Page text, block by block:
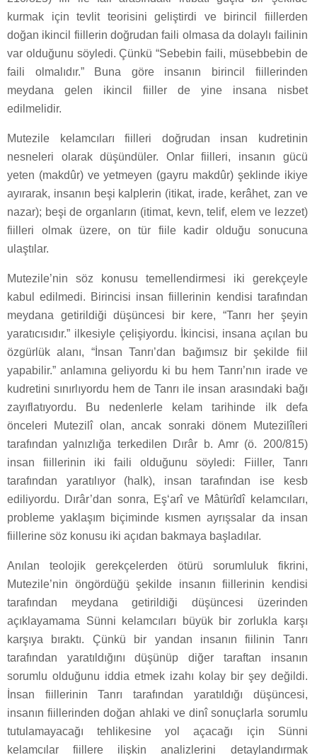
kurmak için tevlit teorisini geliştirdi ve birincil fiillerden
doğan ikincil fiillerin doğrudan faili olmasa da dolaylı failinin
var olduğunu söyledi. Çünkü “Sebebin faili, müsebbebin de
faili olmalıdır.” Buna göre insanın birincil fiillerinden
meydana gelen ikincil fiiller de yine insana nisbet
edilmelidir.
Mutezile kelamcıları fiilleri doğrudan insan kudretinin
nesneleri olarak düşündüler. Onlar fiilleri, insanın gücü
yeten (makdûr) ve yetmeyen (gayru makdûr) şeklinde ikiye
ayırarak, insanın beşi kalplerin (itikat, irade, kerâhet, zan ve
nazar); beşi de organların (itimat, kevn, telif, elem ve lezzet)
fiilleri olmak üzere, on tür fiile kadir olduğu sonucuna
ulaştılar.
Mutezile’nin söz konusu temellendirmesi iki gerekçeyle
kabul edilmedi. Birincisi insan fiillerinin kendisi tarafından
meydana getirildiği düşüncesi bir kere, “Tanrı her şeyin
yaratıcısıdır.” ilkesiyle çelişiyordu. İkincisi, insana açılan bu
özgürlük alanı, “İnsan Tanrı’dan bağımsız bir şekilde fiil
yapabilir.” anlamına geliyordu ki bu hem Tanrı’nın irade ve
kudretini sınırlıyordu hem de Tanrı ile insan arasındaki bağı
zayıflatıyordu. Bu nedenlerle kelam tarihinde ilk defa
önceleri Mutezilî olan, ancak sonraki dönem Mutezilîleri
tarafından yalnızlığa terkedilen Dırâr b. Amr (ö. 200/815)
insan fiillerinin iki faili olduğunu söyledi: Fiiller, Tanrı
tarafından yaratılıyor (halk), insan tarafından ise kesb
ediliyordu. Dırâr’dan sonra, Eş‘arî ve Mâtürîdî kelamcıları,
probleme yaklaşım biçiminde kısmen ayrışsalar da insan
fiillerine söz konusu iki açıdan bakmaya başladılar.
Anılan teolojik gerekçelerden ötürü sorumluluk fikrini,
Mutezile’nin öngördüğü şekilde insanın fiillerinin kendisi
tarafından meydana getirildiği düşüncesi üzerinden
açıklayamama Sünni kelamcıları büyük bir zorlukla karşı
karşıya bıraktı. Çünkü bir yandan insanın fiilinin Tanrı
tarafından yaratıldığını düşünüp diğer taraftan insanın
sorumlu olduğunu iddia etmek izahı kolay bir şey değildi.
İnsan fiillerinin Tanrı tarafından yaratıldığı düşüncesi,
insanın fiillerinden doğan ahlaki ve dinî sonuçlarla sorumlu
tutulamayacağı tehlikesine yol açacağı için Sünni
kelamcılar fiillere ilişkin analizlerini detaylandırmak